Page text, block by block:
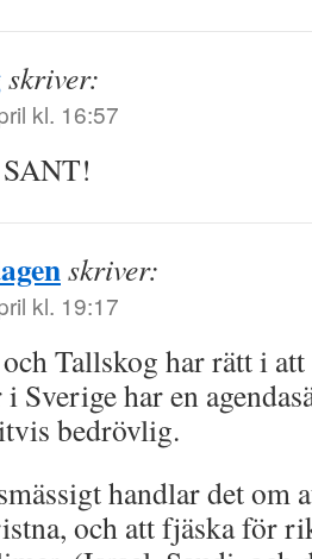
skriver:
kl. 16:57
skriver:
kl. 19:17
Tallskog har rätt i
Sverige har en
bedrövlig.
handlar det om
och att fjäska för